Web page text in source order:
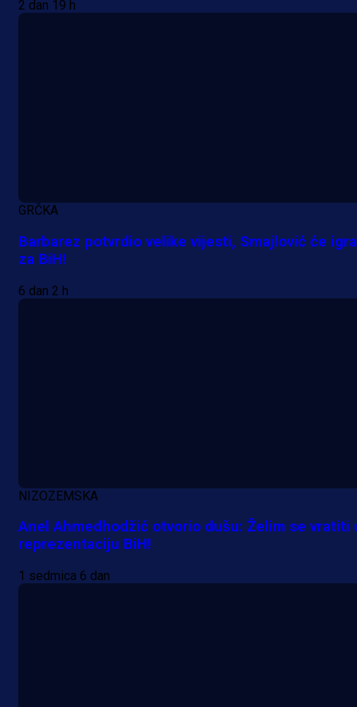
A Selekcija
2 dan 19 h
GRČKA
Barbarez potvrdio velike vijesti, Smajlović će
za BiH!
6 dan 2 h
NIZOZEMSKA
Anel Ahmedhodžić otvorio dušu: Želim se vratiti
reprezentaciju BiH!
1 sedmica 6 dan